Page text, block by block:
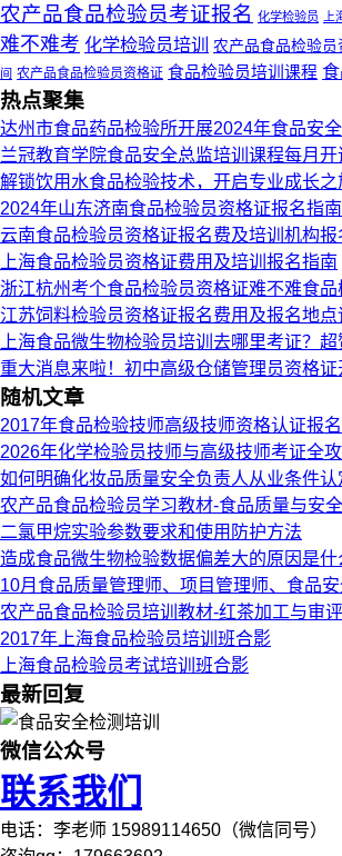
农产品食品检验员考证报名 化学检验员 上
难不难考 化学检验员培训 农产品食品检验员
间 农产品食品检验员资格证 食品检验员培训课程
热点聚集
达州市食品药品检验所开展2024年食品安
兰冠教育学院食品安全总监培训课程每月开
解锁饮用水食品检验技术，开启专业成长之
2024年山东济南食品检验员资格证报名指
云南食品检验员资格证报名费及培训机构报
上海食品检验员资格证费用及培训报名指南
浙江杭州考个食品检验员资格证难不难食
江苏饲料检验员资格证报名费用及报名地点
上海食品微生物检验员培训去哪里考证？超
重大消息来啦！初中高级仓储管理员资格证
随机文章
2017年食品检验技师高级技师资格认证报
2026年化学检验员技师与高级技师考证全
如何明确化妆品质量安全负责人从业条件认
农产品食品检验员学习教材-食品质量与安
二氯甲烷实验参数要求和使用防护方法
造成食品微生物检验数据偏差大的原因是什
10月食品质量管理师、项目管理师、食品
农产品食品检验员培训教材-红茶加工与审
2017年上海食品检验员培训班合影
上海食品检验员考试培训班合影
最新回复
微信公众号
联系我们
电话：李老师 15989114650（微信同号）